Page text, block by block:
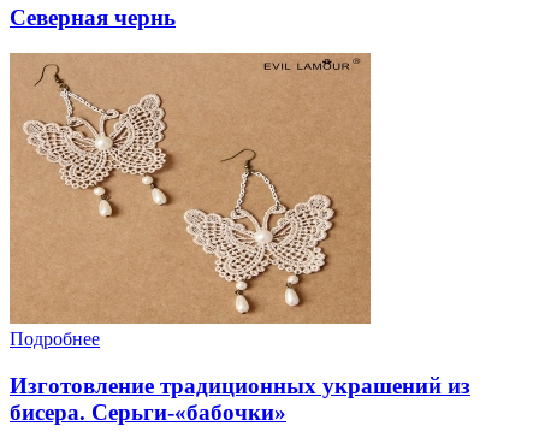
Северная чернь
Подробнее
Изготовление традиционных украшений из
бисера. Серьги-«бабочки»